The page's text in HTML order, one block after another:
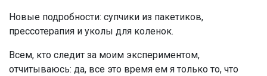
Новые подробности: супчики из пакетиков,
прессотерапия и уколы для коленок.
Всем, кто следит за моим экспериментом,
отчитываюсь: да, все это время ем я только то, что